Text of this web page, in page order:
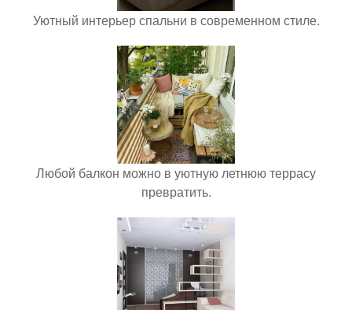
Уютный интерьер спальни в современном стиле.
Любой балкон можно в уютную летнюю террасу
превратить.